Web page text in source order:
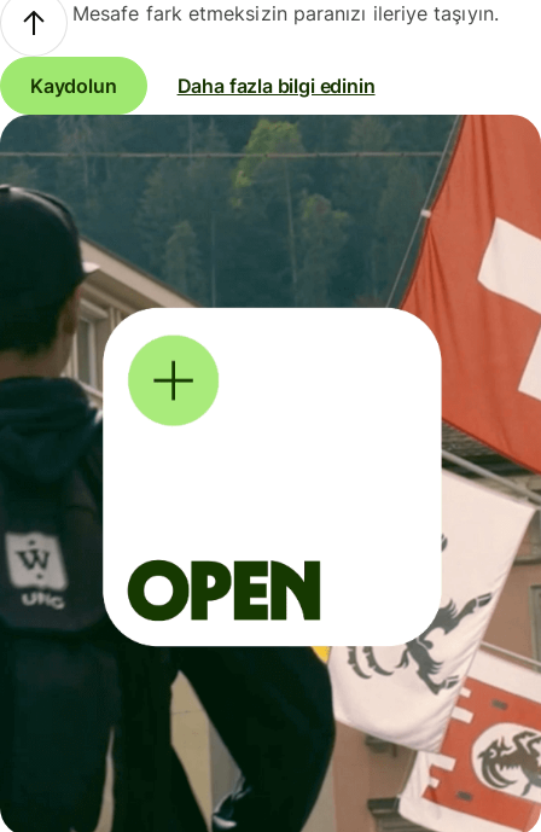
Mesafe fark etmeksizin paranızı ileriye taşıyın.
Kaydolun Daha fazla bilgi edinin